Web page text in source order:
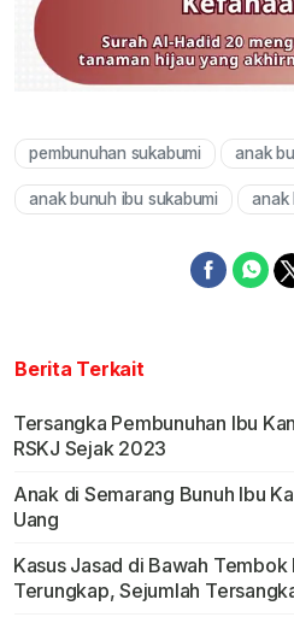
pembunuhan sukabumi anak
anak bunuh ibu sukabumi anak
Berita Terkait
Tersangka Pembunuhan Ibu
RSKJ Sejak 2023
Anak di Semarang Bunuh Ibu
Uang
Kasus Jasad di Bawah Tembok
Terungkap, Sejumlah